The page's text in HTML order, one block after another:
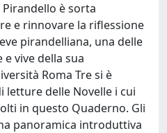
è sorta
e rinnovare la riflessione
pirandelliana, una delle
vive della sua
Roma Tre si è
letture delle Novelle i cui
in questo Quaderno. Gli
panoramica introduttiva